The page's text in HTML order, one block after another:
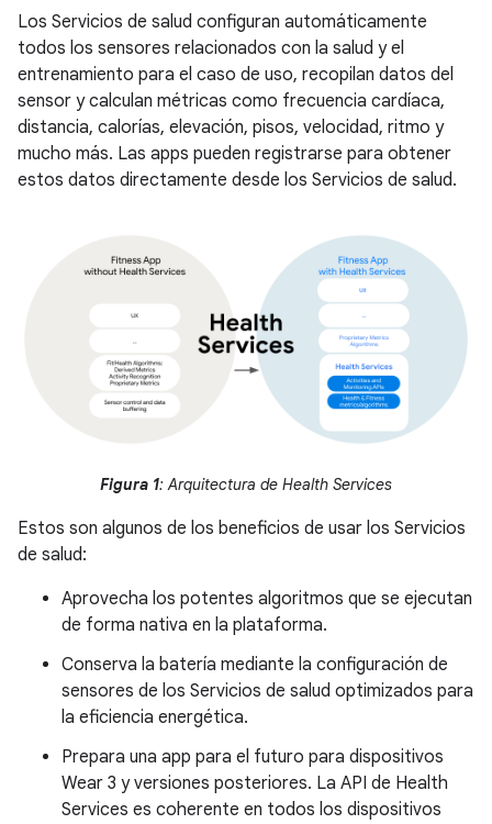
Los Servicios de salud configuran automáticamente
todos los sensores relacionados con la salud y el
entrenamiento para el caso de uso, recopilan datos del
sensor y calculan métricas como frecuencia cardíaca,
distancia, calorías, elevación, pisos, velocidad, ritmo y
mucho más. Las apps pueden registrarse para obtener
estos datos directamente desde los Servicios de salud.
Figura 1: Arquitectura de Health Services
Estos son algunos de los beneficios de usar los Servicios
de salud:
Aprovecha los potentes algoritmos que se ejecutan
de forma nativa en la plataforma.
Conserva la batería mediante la configuración de
sensores de los Servicios de salud optimizados para
la eficiencia energética.
Prepara una app para el futuro para dispositivos
Wear 3 y versiones posteriores. La API de Health
Services es coherente en todos los dispositivos